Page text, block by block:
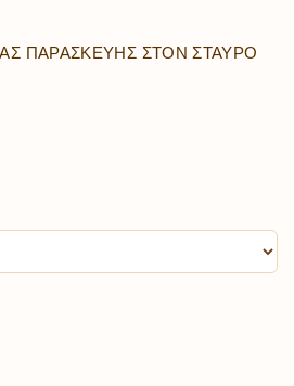
ΠΑΡΑΣΚΕΥΗΣ ΣΤΟΝ ΣΤΑΥΡΟ